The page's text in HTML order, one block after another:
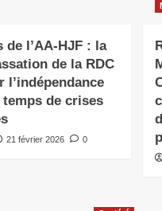
de l’AA-HJF : la
de la RDC
l’indépendance
de crises
21 février 2026 0